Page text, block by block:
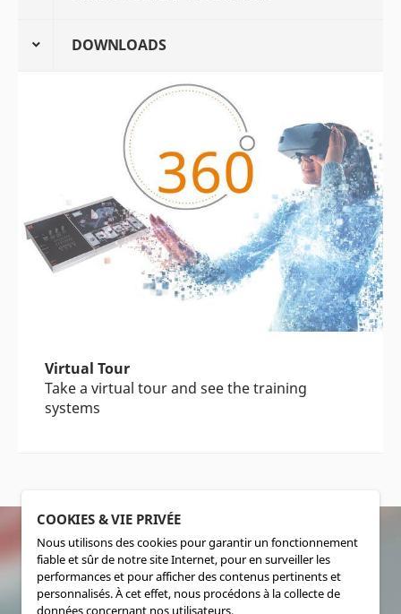
DOWNLOADS
Virtual Tour
Take a virtual tour and see the training
systems
SOCIALMEDIA
COOKIES & VIE PRIVÉE
Nous utilisons des cookies pour garantir un fonctionnement
fiable et sûr de notre site Internet, pour en surveiller les
performances et pour afficher des contenus pertinents et
personnalisés. À cet effet, nous procédons à la collecte de
données concernant nos utilisateurs.